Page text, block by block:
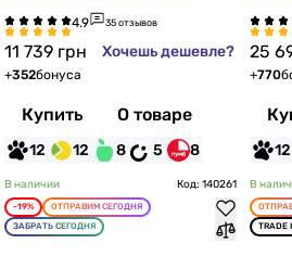
35 отзывов
11 739 грн Хочешь дешевле?
+352бонуса
Купить О товаре
12 12 8 5 8
25
+770
12
В наличии Код: 140261
-19%
ОТПРАВИМ СЕГОДНЯ
ЗАБРАТЬ СЕГОДНЯ
В
TRADE